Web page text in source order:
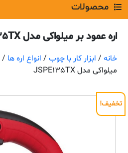
محصولات
اره عمود بر میلواکی مدل JSPE135TX
خانه / ابزار کار با چوب / انواع اره ها /
میلواکی مدل JSPE135TX
تخفیف!